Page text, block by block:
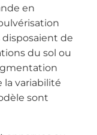
en
de
du sol ou
variabilité
sont